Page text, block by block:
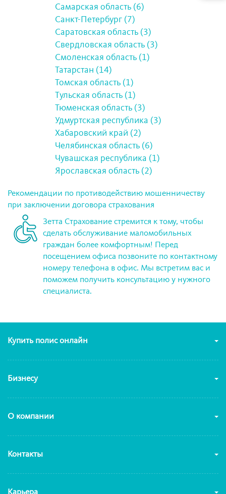
Самарская область (6)
Санкт-Петербург (7)
Саратовская область (3)
Свердловская область (3)
Смоленская область (1)
Татарстан (14)
Томская область (1)
Тульская область (1)
Тюменская область (3)
Удмуртская республика (3)
Хабаровский край (2)
Челябинская область (6)
Чувашская республика (1)
Ярославская область (2)
Рекомендации по противодействию мошенничеству
при заключении договора страхования
Зетта Страхование стремится к тому, чтобы
сделать обслуживание маломобильных
граждан более комфортным! Перед
посещением офиса позвоните по контактному
номеру телефона в офис. Мы встретим вас и
поможем получить консультацию у нужного
специалиста.
Купить полис онлайн
Бизнесу
О компании
Контакты
Карьера